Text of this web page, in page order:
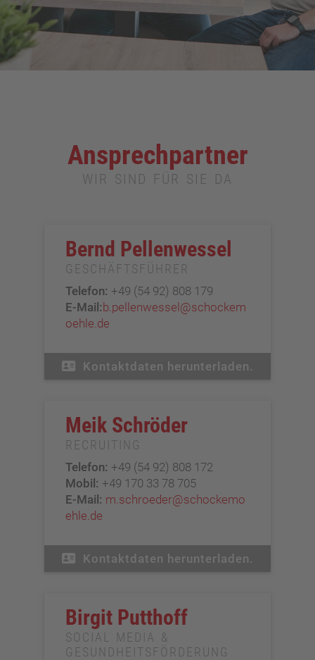
Ansprechpartner
WIR SIND FÜR SIE DA
Bernd Pellenwessel
GESCHÄFTSFÜHRER
Telefon: +49 (54 92) 808 179
E-Mail:b.pellenwessel@schockem
oehle.de
Kontaktdaten herunterladen.
Meik Schröder
RECRUITING
Telefon: +49 (54 92) 808 172
Mobil: +49 170 33 78 705
E-Mail: m.schroeder@schockemo
ehle.de
Kontaktdaten herunterladen.
Birgit Putthoff
SOCIAL MEDIA &
GESUNDHEITSFÖRDERUNG